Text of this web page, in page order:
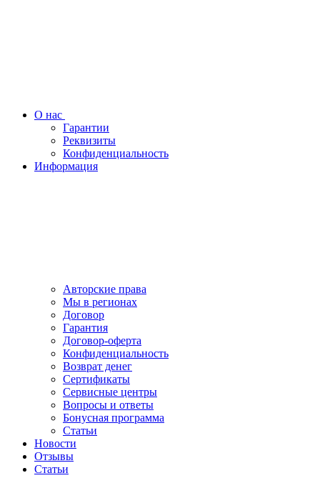
О нас
Гарантии
Реквизиты
Конфиденциальность
Информация
Авторские права
Мы в регионах
Договор
Гарантия
Договор-оферта
Конфиденциальность
Возврат денег
Сертификаты
Сервисные центры
Вопросы и ответы
Бонусная программа
Статьи
Новости
Отзывы
Статьи